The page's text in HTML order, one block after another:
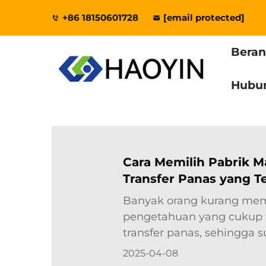
+86 18150601728 [email protected]
Cara Memilih Pabrik
Transfer Panas yang
Banyak orang kurang
pengetahuan yang
transfer panas, sehingga
produk yang sesuai.
2025-04-08